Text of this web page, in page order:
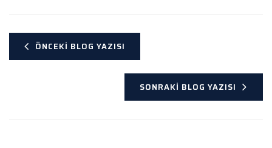
ÖNCEKI BLOG YAZISI
SONRAKI BLOG YAZISI